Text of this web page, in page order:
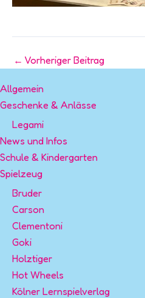
← Vorheriger Beitrag
Allgemein
Geschenke & Anlässe
Legami
News und Infos
Schule & Kindergarten
Spielzeug
Bruder
Carson
Clementoni
Goki
Holztiger
Hot Wheels
Kölner Lernspielverlag